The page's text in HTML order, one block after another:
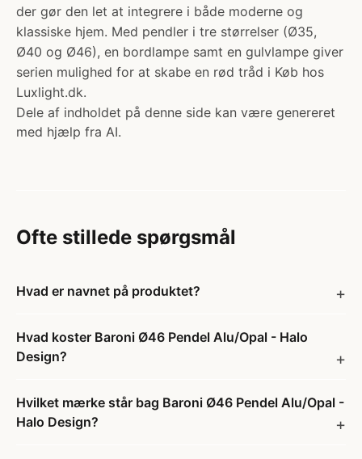
der gør den let at integrere i både moderne og
klassiske hjem. Med pendler i tre størrelser (Ø35,
Ø40 og Ø46), en bordlampe samt en gulvlampe giver
serien mulighed for at skabe en rød tråd i Køb hos
Luxlight.dk.
Dele af indholdet på denne side kan være genereret
med hjælp fra AI.
Ofte stillede spørgsmål
Hvad er navnet på produktet?
Hvad koster Baroni Ø46 Pendel Alu/Opal - Halo
Design?
Hvilket mærke står bag Baroni Ø46 Pendel Alu/Opal -
Halo Design?